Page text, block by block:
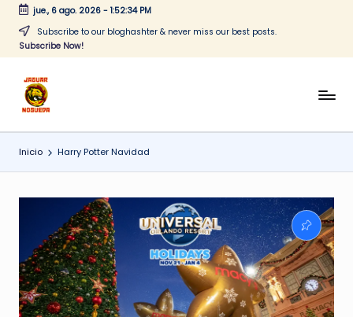
Saltar
jue., 6 ago. 2026- 1:52:34 PM
Subscribe to our bloghashter & never miss our best posts.
Subscribe Now!
J
a
g
N
o
CONTENIDO
Inicio Harry Potter Navidad